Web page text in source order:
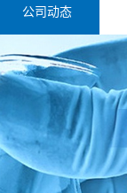
公司动态